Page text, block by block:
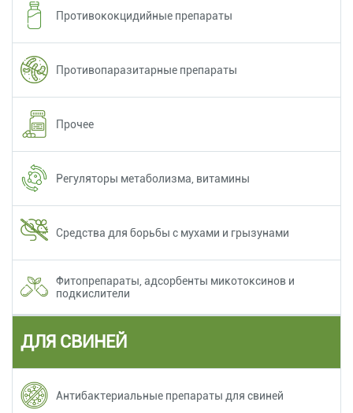
Противококцидийные препараты
Противопаразитарные препараты
Прочее
Регуляторы метаболизма, витамины
Средства для борьбы с мухами и грызунами
Фитопрепараты, адсорбенты микотоксинов и
подкислители
ДЛЯ СВИНЕЙ
Антибактериальные препараты для свиней